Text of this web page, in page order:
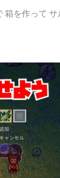
を作って